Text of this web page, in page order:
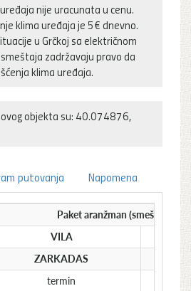
nije uracunata u cenu.
klima uređaja je 5€ dnevno.
u Grčkoj sa električnom
zadržavaju pravo da
klima uređaja.
objekta su: 40.074876,
putovanja Napomena
Paket aranžman (smeštaj +
VILA
ZARKADAS
termin
€